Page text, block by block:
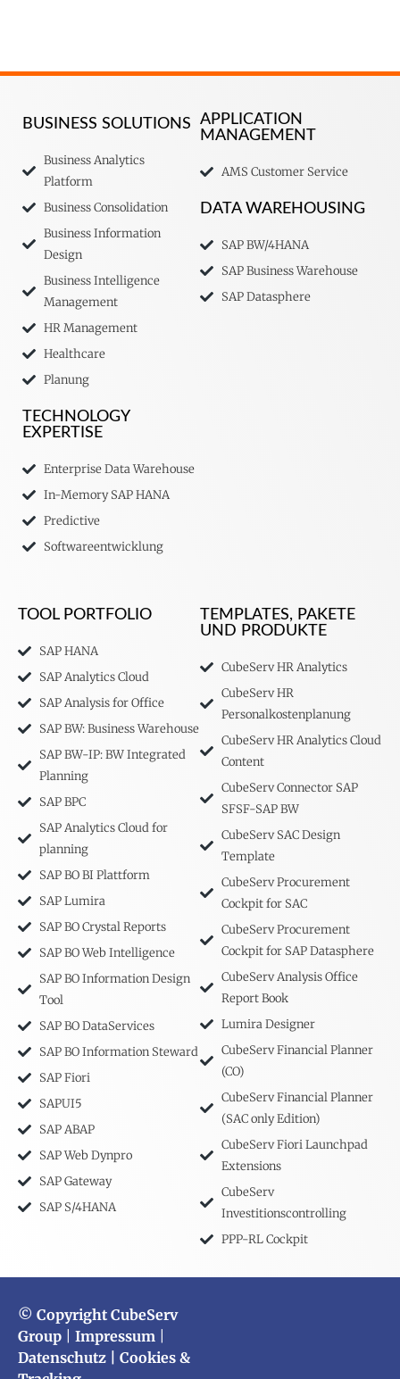
BUSINESS SOLUTIONS
Business Analytics
Platform
Business Consolidation
Business Information
Design
Business Intelligence
Management
HR Management
Healthcare
Planung
TECHNOLOGY
EXPERTISE
Enterprise Data Warehouse
In-Memory SAP HANA
Predictive
Softwareentwicklung
APPLICATION
MANAGEMENT
AMS Customer Service
DATA WAREHOUSING
SAP BW/4HANA
SAP Business Warehouse
SAP Datasphere
TOOL PORTFOLIO
SAP HANA
SAP Analytics Cloud
SAP Analysis for Office
SAP BW: Business Warehouse
SAP BW-IP: BW Integrated
Planning
SAP BPC
SAP Analytics Cloud for
planning
SAP BO BI Plattform
SAP Lumira
SAP BO Crystal Reports
SAP BO Web Intelligence
SAP BO Information Design
Tool
SAP BO DataServices
SAP BO Information Steward
SAP Fiori
SAPUI5
SAP ABAP
SAP Web Dynpro
SAP Gateway
SAP S/4HANA
TEMPLATES, PAKETE
UND PRODUKTE
CubeServ HR Analytics
CubeServ HR
Personalkostenplanung
CubeServ HR Analytics Cloud
Content
CubeServ Connector SAP
SFSF-SAP BW
CubeServ SAC Design
Template
CubeServ Procurement
Cockpit for SAC
CubeServ Procurement
Cockpit for SAP Datasphere
CubeServ Analysis Office
Report Book
Lumira Designer
CubeServ Financial Planner
(CO)
CubeServ Financial Planner
(SAC only Edition)
CubeServ Fiori Launchpad
Extensions
CubeServ
Investitionscontrolling
PPP-RL Cockpit
© Copyright CubeServ
Group
Impressum
Datenschutz | Cookies &